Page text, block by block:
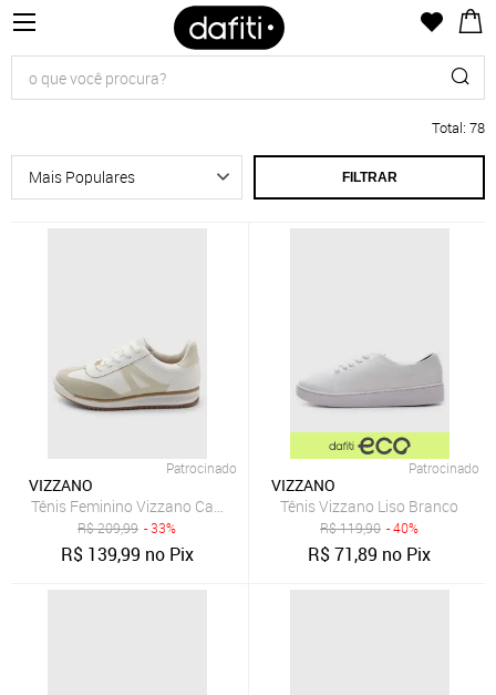
Total: 78
FILTRAR
Patrocinado
VIZZANO
Tênis Feminino Vizzano Cano Baixo Branco
R$209,99 - 33%
R$ 139,99 no Pix
Patrocinado
VIZZANO
Tênis Vizzano Liso Branco
R$119,90 - 40%
R$71,89 no Pix